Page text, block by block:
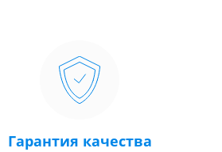
Гарантия качества